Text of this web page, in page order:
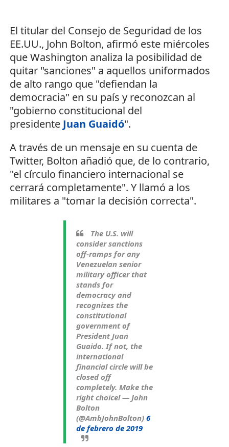
El titular del Consejo de Seguridad de los
EE.UU., John Bolton, afirmó este miércoles
que Washington analiza la posibilidad de
quitar "sanciones" a aquellos uniformados
de alto rango que "defiendan la
democracia" en su país y reconozcan al
"gobierno constitucional del
presidente Juan Guaidó".
A través de un mensaje en su cuenta de
Twitter, Bolton añadió que, de lo contrario,
"el círculo financiero internacional se
cerrará completamente". Y llamó a los
militares a "tomar la decisión correcta".
The U.S. will
consider sanctions
off-ramps for any
Venezuelan senior
military officer that
stands for
democracy and
recognizes the
constitutional
government of
President Juan
Guaido. If not, the
international
financial circle will be
closed off
completely. Make the
right choice!— John
Bolton
(@AmbJohnBolton) 6
de febrero de 2019